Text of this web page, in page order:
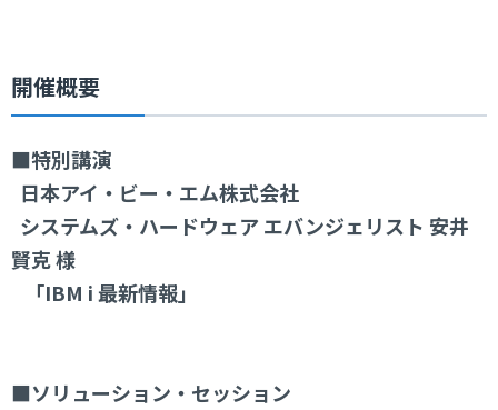
開催概要
■特別講演
日本アイ・ビー・エム株式会社
システムズ・ハードウェア エバンジェリスト 安井
賢克 様
「IBM i 最新情報」
■ソリューション・セッション